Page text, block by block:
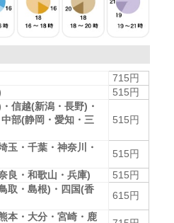
715円
515円
信越(新潟・長野)・
部(静岡・愛知・三
515円
玉・千葉・神奈川・
515円
良・和歌山・兵庫)
515円
取・島根)・四国(香
615円
本・大分・宮崎・鹿